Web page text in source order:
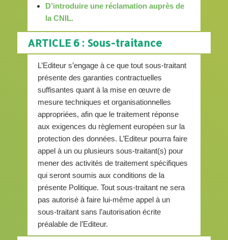
D’introduire une réclamation auprès de
la CNIL.
ARTICLE 6 : Sous-traitance
L’Editeur s’engage à ce que tout sous-traitant
présente des garanties contractuelles
suffisantes quant à la mise en œuvre de
mesure techniques et organisationnelles
appropriées, afin que le traitement réponse
aux exigences du règlement européen sur la
protection des données. L’Editeur pourra faire
appel à un ou plusieurs sous-traitant(s) pour
mener des activités de traitement spécifiques
qui seront soumis aux conditions de la
présente Politique. Tout sous-traitant ne sera
pas autorisé à faire lui-même appel à un
sous-traitant sans l’autorisation écrite
préalable de l’Editeur.